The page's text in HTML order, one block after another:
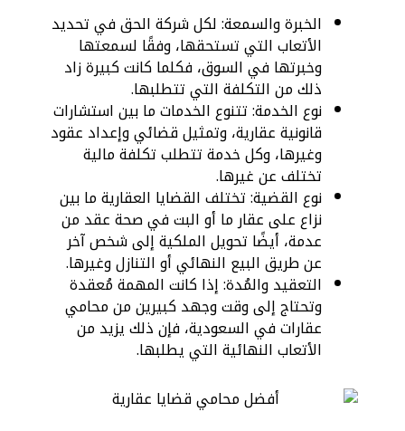
الخبرة والسمعة: لكل شركة الحق في تحديد
الأتعاب التي تستحقها، وفقًا لسمعتها
وخبرتها في السوق، فكلما كانت كبيرة زاد
ذلك من التكلفة التي تتطلبها.
نوع الخدمة: تتنوع الخدمات ما بين استشارات
قانونية عقارية، وتمثيل قضائي وإعداد عقود
وغيرها، وكل خدمة تتطلب تكلفة مالية
تختلف عن غيرها.
نوع القضية: تختلف القضايا العقارية ما بين
نزاع على عقار ما أو البت في صحة عقد من
عدمة، أيضًا تحويل الملكية إلى شخص آخر
عن طريق البيع النهائي أو التنازل وغيرها.
التعقيد والمُدة: إذا كانت المهمة مُعقدة
وتحتاج إلى وقت وجهد كبيرين من محامي
عقارات في السعودية، فإن ذلك يزيد من
الأتعاب النهائية التي يطلبها.